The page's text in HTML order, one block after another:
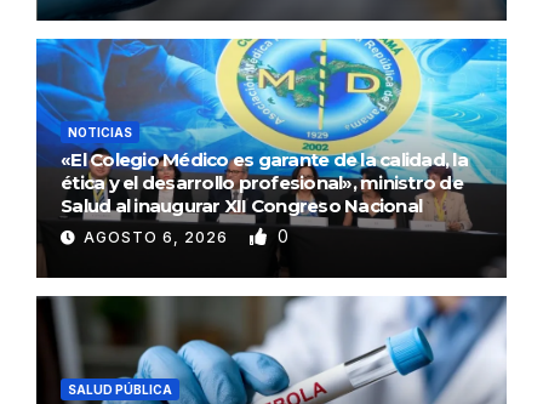
NOTICIAS
«El Colegio Médico es garante de la calidad, la
ética y el desarrollo profesional», ministro de
Salud al inaugurar XII Congreso Nacional
AGOSTO 6, 2026 0
SALUD PÚBLICA